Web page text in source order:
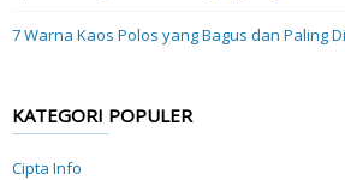
7 Warna Kaos Polos yang Bagus dan Paling
KATEGORI POPULER
Cipta Info